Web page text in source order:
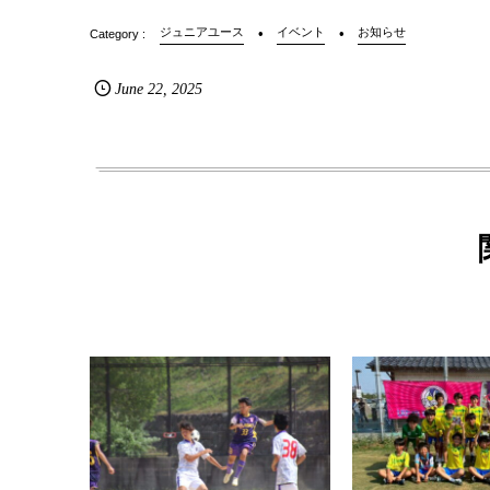
ジュニアユース イベント お知らせ
June 22,2025